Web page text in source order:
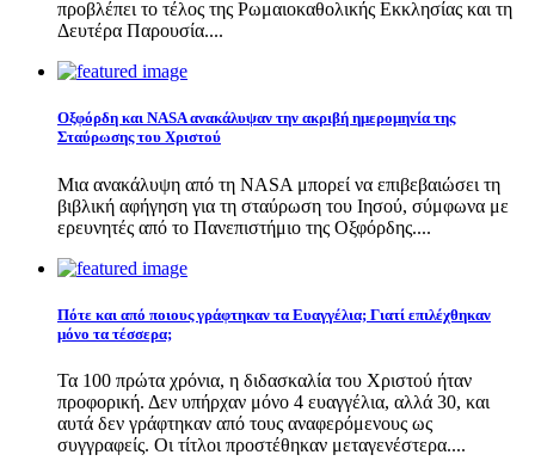
προβλέπει το τέλος της Ρωμαιοκαθολικής Εκκλησίας και τη
Δευτέρα Παρουσία....
Οξφόρδη και NASA ανακάλυψαν την ακριβή ημερομηνία της
Σταύρωσης του Χριστού
Μια ανακάλυψη από τη NASA μπορεί να επιβεβαιώσει τη
βιβλική αφήγηση για τη σταύρωση του Ιησού, σύμφωνα με
ερευνητές από το Πανεπιστήμιο της Οξφόρδης....
Πότε και από ποιους γράφτηκαν τα Ευαγγέλια; Γιατί επιλέχθηκαν
μόνο τα τέσσερα;
Τα 100 πρώτα χρόνια, η διδασκαλία του Χριστού ήταν
προφορική. Δεν υπήρχαν μόνο 4 ευαγγέλια, αλλά 30, και
αυτά δεν γράφτηκαν από τους αναφερόμενους ως
συγγραφείς. Οι τίτλοι προστέθηκαν μεταγενέστερα....